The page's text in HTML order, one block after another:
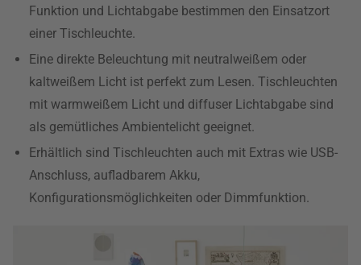
Funktion und Lichtabgabe bestimmen den Einsatzort
einer Tischleuchte.
Eine direkte Beleuchtung mit neutralweißem oder
kaltweißem Licht ist perfekt zum Lesen. Tischleuchten
mit warmweißem Licht und diffuser Lichtabgabe sind
als gemütliches Ambientelicht geeignet.
Erhältlich sind Tischleuchten auch mit Extras wie USB-
Anschluss, aufladbarem Akku,
Konfigurationsmöglichkeiten oder Dimmfunktion.